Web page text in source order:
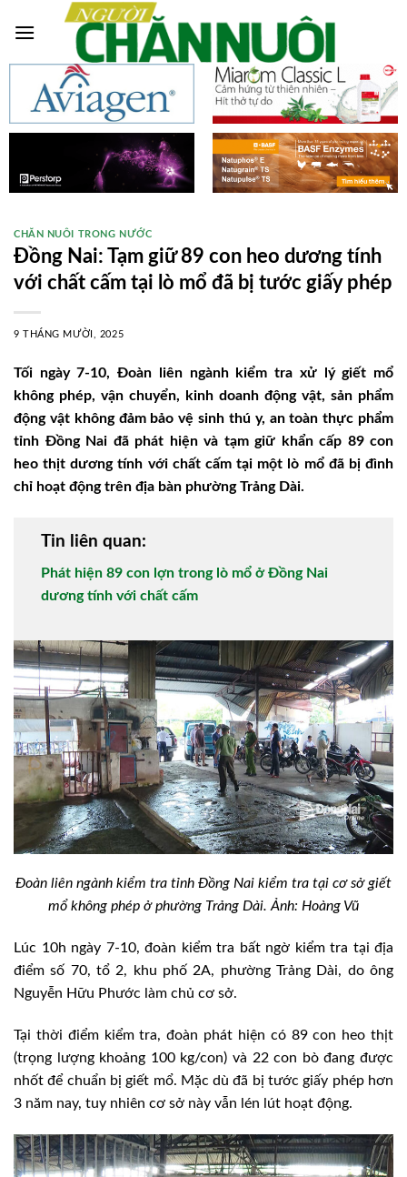
CHĂN NUÔI TRONG NƯỚC
Đồng Nai: Tạm giữ 89 con heo dương tính
với chất cấm tại lò mổ đã bị tước giấy phép
9 THÁNG MƯỜI, 2025
Tối ngày 7-10, Đoàn liên ngành kiểm tra xử lý giết mổ
không phép, vận chuyển, kinh doanh động vật, sản phẩm
động vật không đảm bảo vệ sinh thú y, an toàn thực phẩm
tỉnh Đồng Nai đã phát hiện và tạm giữ khẩn cấp 89 con
heo thịt dương tính với chất cấm tại một lò mổ đã bị đình
chỉ hoạt động trên địa bàn phường Trảng Dài.
Tin liên quan:
Phát hiện 89 con lợn trong lò mổ ở Đồng Nai
dương tính với chất cấm
Đoàn liên ngành kiểm tra tỉnh Đồng Nai kiểm tra tại cơ sở giết
mổ không phép ở phường Trảng Dài. Ảnh: Hoàng Vũ
Lúc 10h ngày 7-10, đoàn kiểm tra bất ngờ kiểm tra tại địa
điểm số 70, tổ 2, khu phố 2A, phường Trảng Dài, do ông
Nguyễn Hữu Phước làm chủ cơ sở.
Tại thời điểm kiểm tra, đoàn phát hiện có 89 con heo thịt
(trọng lượng khoảng 100 kg/con) và 22 con bò đang được
nhốt để chuẩn bị giết mổ. Mặc dù đã bị tước giấy phép hơn
3 năm nay, tuy nhiên cơ sở này vẫn lén lút hoạt động.